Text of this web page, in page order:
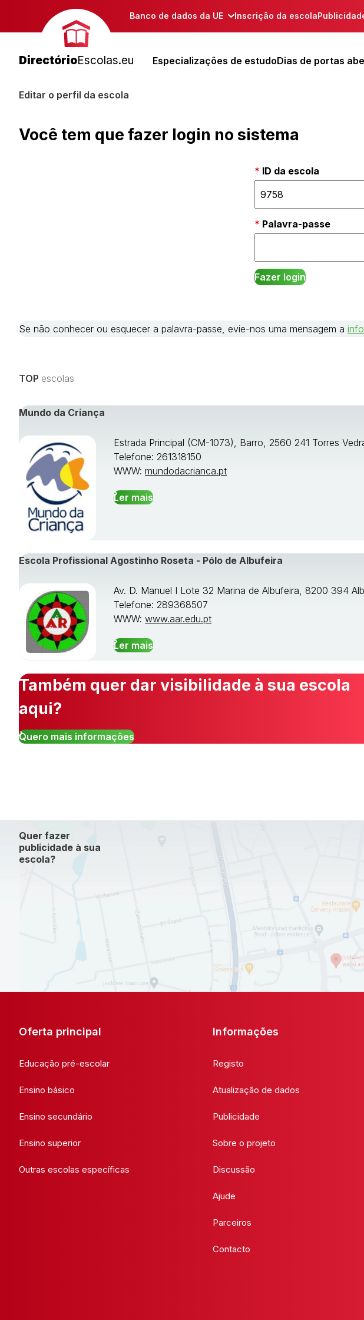
Banco de dados da UE Inscrição da escola
DirectórioEscolas.eu Especializações de estudoDias de portas
Editar o perfil da escola
Você tem que fazer login no sistema
ID da escola
Palavra-passe
Se não conhecer ou esquecer a palavra-passe, evie-nos uma mensagem a
TOP escolas
Mundo da Criança
Estrada Principal (CM-1073), Barro, 2560 241 Torres
Telefone: 261318150
WWW: mundodacrianca.pt
Ler mais
Escola Profissional Agostinho Roseta - Pólo de Albufeira
Av. D. Manuel I Lote 32 Marina de Albufeira, 8200 394
Telefone: 289368507
WWW: www.aar.edu.pt
Ler mais
Também quer dar visibilidade à sua escola
aqui?
Quero mais informações
Quer fazer
publicidade à sua
escola?
Oferta principal
Educação pré-escolar
Ensino básico
Ensino secundário
Ensino superior
Outras escolas específicas
Informações
Registo
Atualização de dados
Publicidade
Sobre o projeto
Discussão
Ajude
Parceiros
Contacto